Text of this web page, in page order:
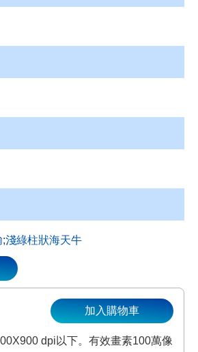
;淺綠柱狀海天牛
dpi以下。有效畫素100萬像
加入購物車